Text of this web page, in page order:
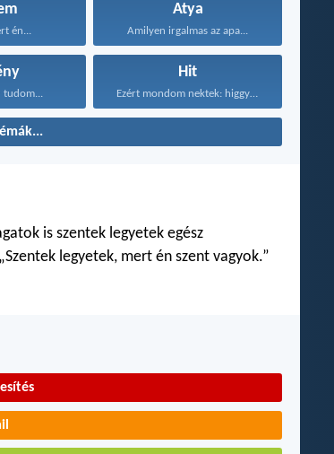
én...
Atya
Amilyen irgalmas az apa...
Hit
Ezért mondom nektek: higgyétek...
is szentek legyetek egész
legyetek, mert én szent vagyok.”